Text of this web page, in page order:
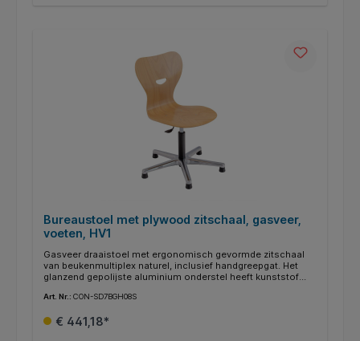
Bureaustoel met plywood zitschaal, gasveer,
voeten, HV1
Gasveer draaistoel met ergonomisch gevormde zitschaal
van beukenmultiplex naturel, inclusief handgreepgat. Het
glanzend gepolijste aluminium onderstel heeft kunststof
verkrijgbaar. Afhankelijk van het toepassingsgebied is deze
bestellen.
Art. Nr.: CON-SD7BGH08S
€ 441,18*